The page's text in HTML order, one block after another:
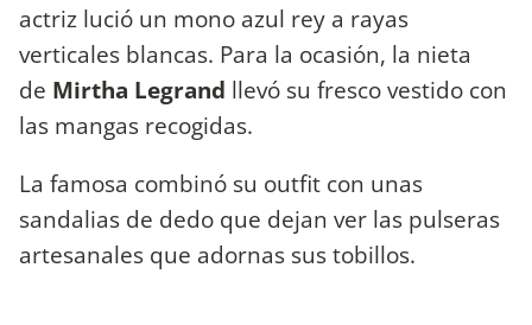
actriz lució un mono azul rey a rayas
verticales blancas. Para la ocasión, la nieta
de Mirtha Legrand llevó su fresco vestido con
las mangas recogidas.
La famosa combinó su outfit con unas
sandalias de dedo que dejan ver las pulseras
artesanales que adornas sus tobillos.